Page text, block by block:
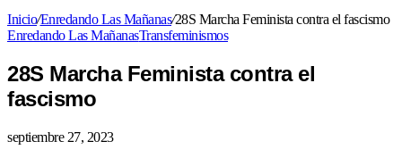
Inicio/Enredando Las Mañanas/28S Marcha Feminista contra el fascismo
Enredando Las MañanasTransfeminismos
28S Marcha Feminista contra el
fascismo
septiembre 27, 2023